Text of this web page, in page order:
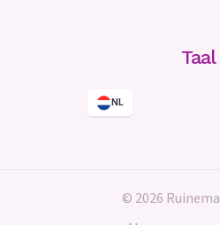
Taal
NL
© 2026